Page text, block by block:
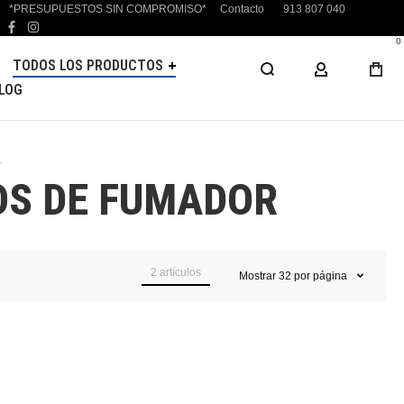
*PRESUPUESTOS SIN COMPROMISO* Contacto 913 807 040
facebook
instagram
TODOS LOS PRODUCTOS
MI CUENTA
0
DE FUMADOR
2 artículos Mostrar 32 por página